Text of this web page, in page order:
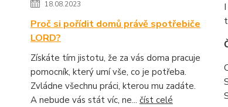
18.08.2023
Proč si pořídit domů právě spotřebiče
LORD?
Získáte tím jistotu, že za vás doma pracuje
pomocník, který umí vše, co je potřeba.
Zvládne všechnu práci, kterou mu zadáte.
A nebude vás stát víc, ne... číst celé